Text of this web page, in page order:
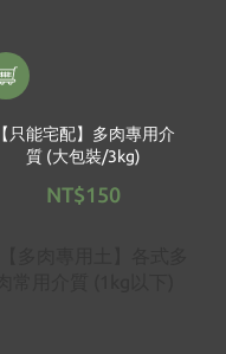
【只能宅配】多肉專用介
質 (大包裝/3kg)
NT$150